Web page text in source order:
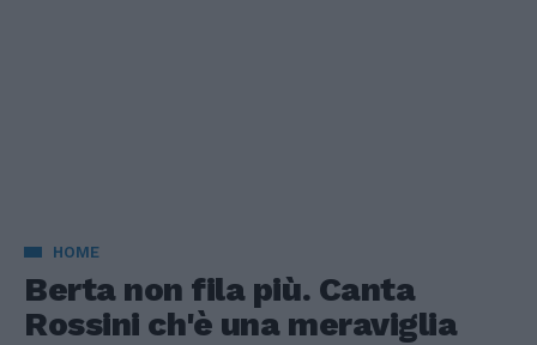
HOME
Berta non fila più. Canta
Rossini ch'è una meraviglia